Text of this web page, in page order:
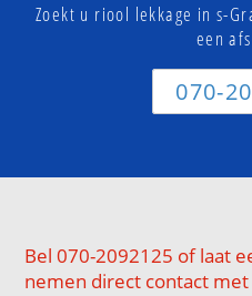
Zoekt u riool lekkage in s-
een
070-
Bel 070-2092125 of laat
nemen direct contact met